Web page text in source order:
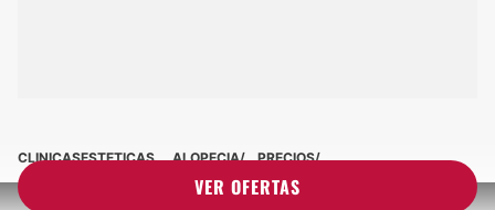
VER OFERTAS
CLINICASESTETICAS ALOPECIA PRECIOS